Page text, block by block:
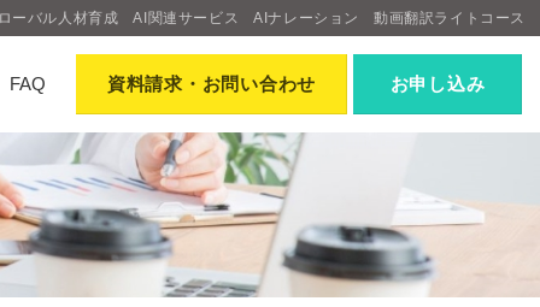
ーバル人材育成 AI関連サービス AIナレーション 動画翻訳ライトコース
お申し込み
資料請求 ・お問い合わせ
FAQ